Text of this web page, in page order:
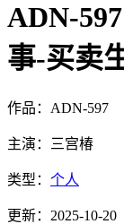
ADN-
事-买卖
作品：ADN-597
主演：三宫椿
类型： 个人
更新：2025-10-20